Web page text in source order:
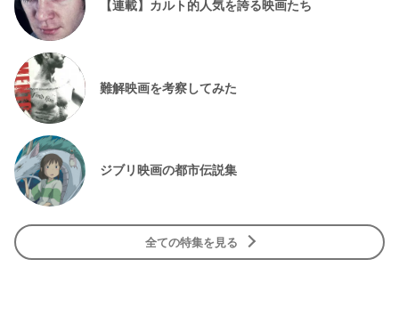
【連載】カルト的人気を誇る映画たち
難解映画を考察してみた
ジブリ映画の都市伝説集
全ての特集を見る